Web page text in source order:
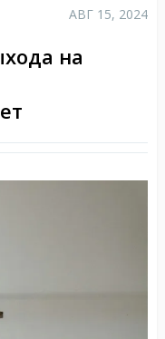
АВГ 15, 2024
на